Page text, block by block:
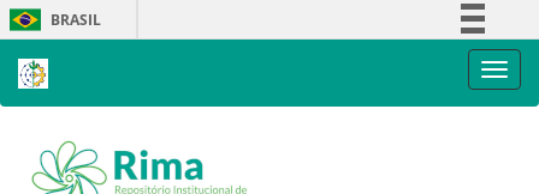
Skip
navigation
BRASIL